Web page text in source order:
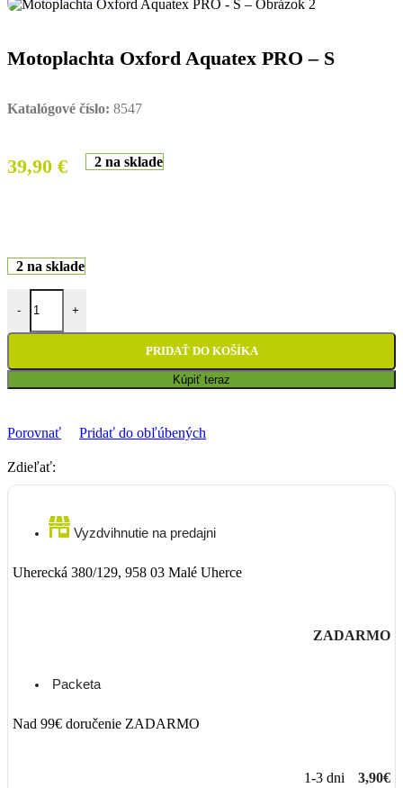
Motoplachta Oxford Aquatex PRO – S
Katalógové číslo: 8547
39,90 € 2 na sklade
2 na sklade
-
množstvo Motoplachta Oxford Aquatex PRO - S
+
PRIDAŤ DO KOŠÍKA
Kúpiť teraz
Porovnať Pridať do obľúbených
Zdieľať:
Vyzdvihnutie na predajni
Uherecká 380/129, 958 03 Malé Uherce
ZADARMO
Packeta
Nad 99€ doručenie ZADARMO
1-3 dni 3,90€